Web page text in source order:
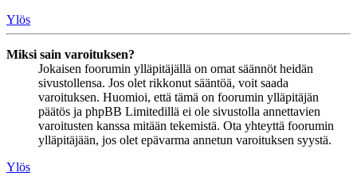
Ylös
Miksi sain varoituksen?
Jokaisen foorumin ylläpitäjällä on omat säännöt heidän
sivustollensa. Jos olet rikkonut sääntöä, voit saada
varoituksen. Huomioi, että tämä on foorumin ylläpitäjän
päätös ja phpBB Limitedillä ei ole sivustolla annettavien
varoitusten kanssa mitään tekemistä. Ota yhteyttä foorumin
ylläpitäjään, jos olet epävarma annetun varoituksen syystä.
Ylös